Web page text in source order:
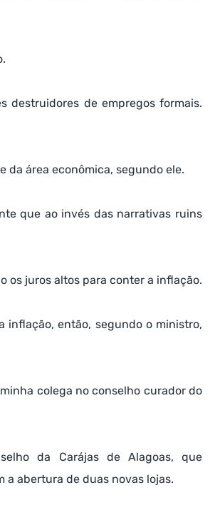
destruidores de empregos formais.
da área econômica, segundo ele.
que ao invés das narrativas ruins
os juros altos para conter a inflação.
inflação, então, segundo o ministro,
colega no conselho curador do
da Carájas de Alagoas, que
abertura de duas novas lojas.